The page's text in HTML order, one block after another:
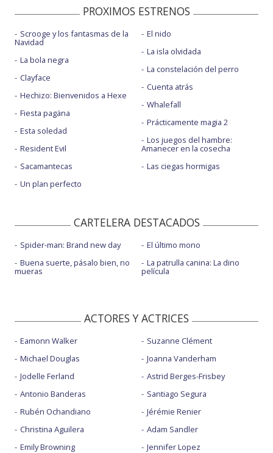
PROXIMOS ESTRENOS
Scrooge y los fantasmas de la
Navidad
La bola negra
Clayface
Hechizo: Bienvenidos a Hexe
Fiesta pagäna
Esta soledad
Resident Evil
Sacamantecas
Un plan perfecto
El nido
La isla olvidada
La constelación del perro
Cuenta atrás
Whalefall
Prácticamente magia 2
Los juegos del hambre:
Amanecer en la cosecha
Las ciegas hormigas
CARTELERA DESTACADOS
Spider-man: Brand new day
Buena suerte, pásalo bien, no
mueras
El último mono
La patrulla canina: La dino
película
ACTORES Y ACTRICES
Eamonn Walker
Michael Douglas
Jodelle Ferland
Antonio Banderas
Rubén Ochandiano
Christina Aguilera
Emily Browning
Suzanne Clément
Joanna Vanderham
Astrid Berges-Frisbey
Santiago Segura
Jérémie Renier
Adam Sandler
Jennifer Lopez